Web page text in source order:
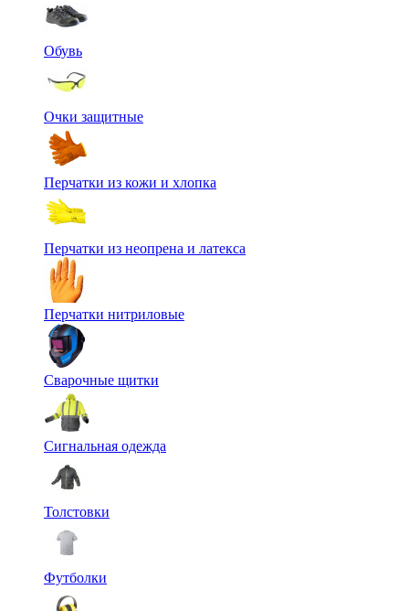
Обувь
Очки защитные
Перчатки из кожи и хлопка
Перчатки из неопрена и латекса
Перчатки нитриловые
Сварочные щитки
Сигнальная одежда
Толстовки
Футболки